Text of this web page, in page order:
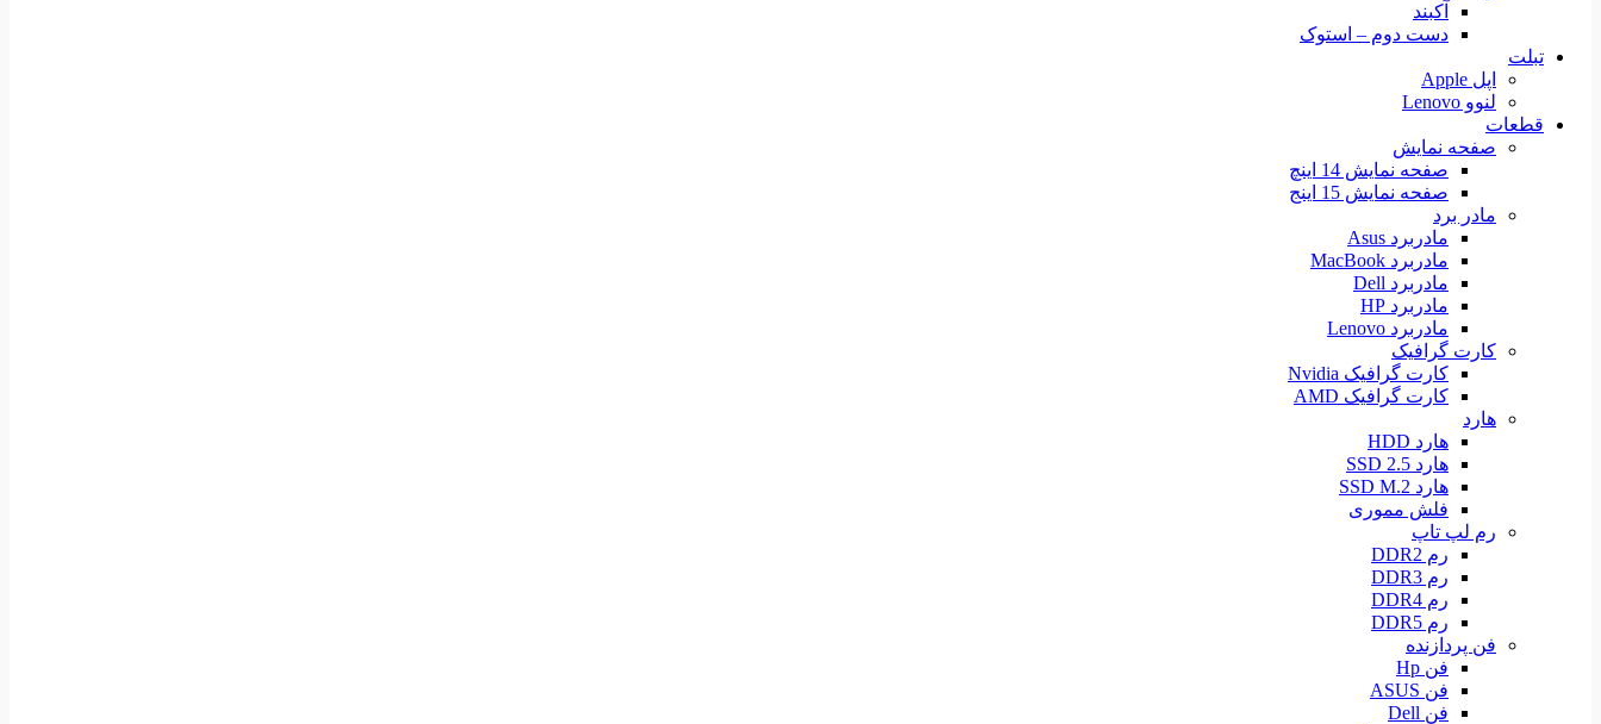
آکبند
دست دوم – استوک
تبلت
اپل Apple
لنوو Lenovo
قطعات
صفحه نمایش
صفحه نمایش 14 اینچ
صفحه نمایش 15 اینج
مادر برد
مادربرد Asus
مادربرد MacBook
مادربرد Dell
مادربرد HP
مادربرد Lenovo
کارت گرافیک
کارت گرافیک Nvidia
کارت گرافیک AMD
هارد
هارد HDD
هارد SSD 2.5
هارد SSD M.2
فلش مموری
رم لپ تاپ
رم DDR2
رم DDR3
رم DDR4
رم DDR5
فن پردازنده
فن Hp
فن ASUS
فن Dell